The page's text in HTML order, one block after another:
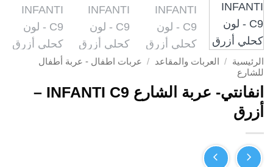
الرئيسية / العربات والمقاعد / عربات اطفال - عربة أطفال
للشارع
انفانتي- عربة الشارع INFANTI C9 –
أزرق